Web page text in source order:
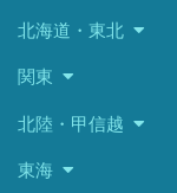
北海道・東北
関東
北陸・甲信越
東海